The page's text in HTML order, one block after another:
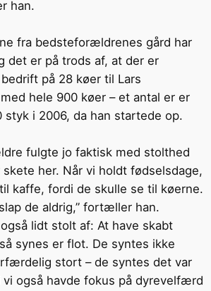
han.
fra bedsteforældrenes gård har
det er på trods af, at der er
på 28 køer til Lars
hele 900 køer – et antal er er
styk i 2006, da han startede op.
fulgte jo faktisk med stolthed
her. Når vi holdt fødselsdage,
kaffe, fordi de skulle se til køerne.
de aldrig,” fortæller han.
lidt stolt af: At have skabt
synes er flot. De syntes ikke
stort – de syntes det var
også havde fokus på dyrevelfærd